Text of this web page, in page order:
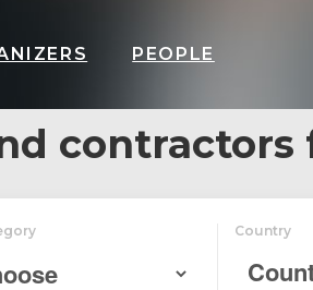
PEOPLE
contractors
Country